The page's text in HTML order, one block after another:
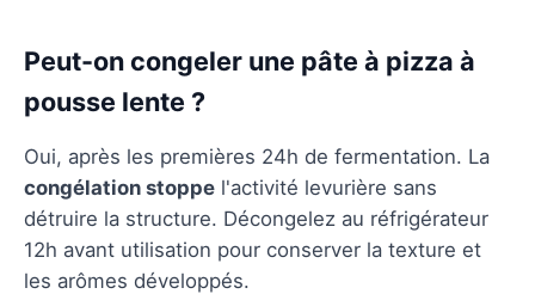
Peut-on congeler une pâte à pizza à
pousse lente ?
Oui, après les premières 24h de fermentation. La
congélation stoppe l'activité levurière sans
détruire la structure. Décongelez au réfrigérateur
12h avant utilisation pour conserver la texture et
les arômes développés.